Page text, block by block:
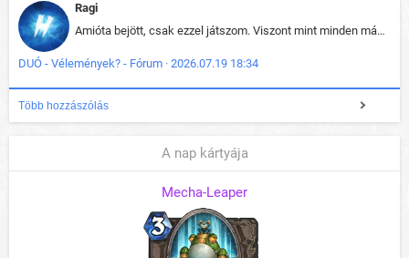
Ragi
Amióta bejött, csak ezzel játszom. Viszont mint minden más - akár az alapjáték is, ez is baromira összetett lett. Néha már pár kör után is esélytelen az egész. Vagy irreállisan túltápol valaki, vagy lelép a partner, vagy csak hülye mint a segg. És amikor eljönne az én időm, na akkor jön el mindenki másé is. Engem jobban érdekelne, hogy ki milyen ratingen szokott játszani. Na ez lenne egy érdekes adat.
DUÓ - Vélemények? - Fórum · 2026.07.19 18:34
Több hozzászólás
A nap kártyája
Mecha-Leaper